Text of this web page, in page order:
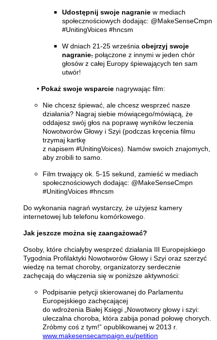
Udostępnij swoje nagranie w mediach
społecznościowych dodając: @MakeSenseCmpn
#UnitingVoices #hncsm
W dniach 21-25 września obejrzyj swoje
nagranie, połączone z innymi w jeden chór
głosów z całej Europy śpiewających ten sam
utwór!
• Pokaż swoje wsparcie nagrywając film:
Nie chcesz śpiewać, ale chcesz wesprzeć nasze
działania? Nagraj siebie mówiącego/mówiącą, że
oddajesz swój głos na poprawę wyników leczenia
Nowotworów Głowy i Szyi (podczas kręcenia filmu
trzymaj kartkę
z napisem #UnitingVoices). Namów swoich znajomych,
aby zrobili to samo.
Film trwający ok. 5-15 sekund, zamieść w mediach
społecznościowych dodając: @MakeSenseCmpn
#UnitingVoices #hncsm
Do wykonania nagrań wystarczy, że użyjesz kamery
internetowej lub telefonu komórkowego.
Jak jeszcze można się zaangażować?
Osoby, które chciałyby wesprzeć działania III Europejskiego
Tygodnia Profilaktyki Nowotworów Głowy i Szyi oraz szerzyć
wiedzę na temat choroby, organizatorzy serdecznie
zachęcają do włączenia się w poniższe aktywności:
Podpisanie petycji skierowanej do Parlamentu
Europejskiego zachęcającej
do wdrożenia Białej Księgi „Nowotwory głowy i szyi:
uleczalna choroba, która zabija ponad połowę chorych.
Zróbmy coś z tym!” opublikowanej w 2013 r.
www. makesensecampaign eu/petition